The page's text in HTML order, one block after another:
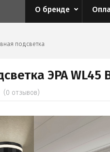
О бренде
подсветка
ЭРА WL45
(0 отзывов)